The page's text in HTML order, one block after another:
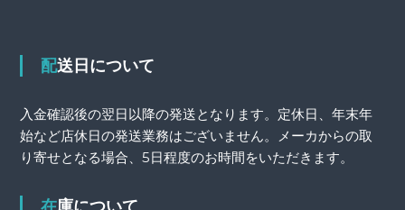
配送日について
入金確認後の翌日以降の発送となります。定休日、年末年
始など店休日の発送業務はございません。メーカからの取
り寄せとなる場合、5日程度のお時間をいただきます。